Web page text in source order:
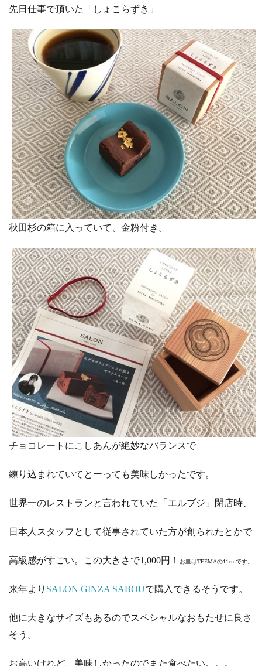
先日仕事で頂いた「しょこらずき」
秋田杉の箱に入っていて、金粉付き。
チョコレートにこしあんが絶妙なバランスで
練り込まれていてとーっても美味しかったです。
世界一のレストランと言われていた「エルブジ」閉店時、
日本人スタッフとして従事されていた方が創られたとかで
高級感がすごい。この大きさで1,000円！ お皿はTEEMAの11cmです。
来年より SALON GINZA SABOUで購入できるそうです。
他に大きなサイズもあるのでスペシャルなおもたせに良さ
そう。
お高いけれど、美味しかったのでまた食べたい。。。